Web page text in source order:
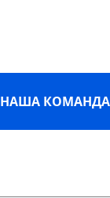
НАША КОМАНДА